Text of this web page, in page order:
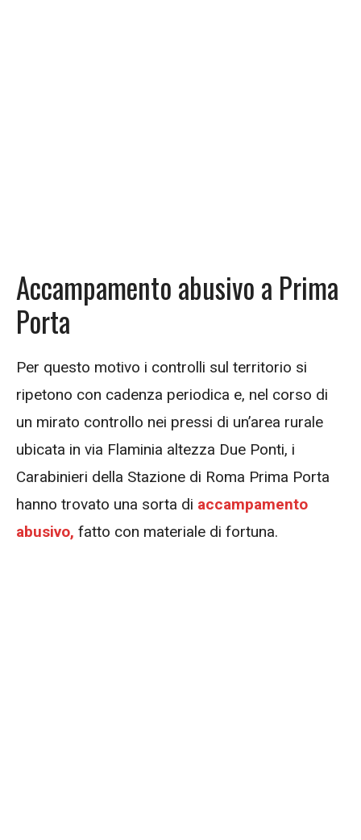
Accampamento abusivo a Prima
Porta
Per questo motivo i controlli sul territorio si
ripetono con cadenza periodica e, nel corso di
un mirato controllo nei pressi di un’area rurale
ubicata in via Flaminia altezza Due Ponti, i
Carabinieri della Stazione di Roma Prima Porta
hanno trovato una sorta di accampamento
abusivo, fatto con materiale di fortuna.